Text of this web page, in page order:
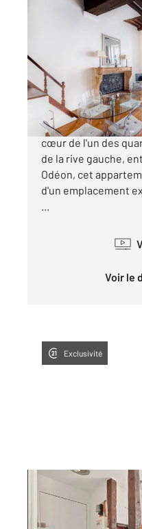
PARIS 75006
Appartement
720
Paris 6ème : rue
cœur de l'un des
de la rive gauche,
Odéon, cet
d'un emplacement
Voir
Exclusivité
PARIS 75006
14 m2, 1 pièce